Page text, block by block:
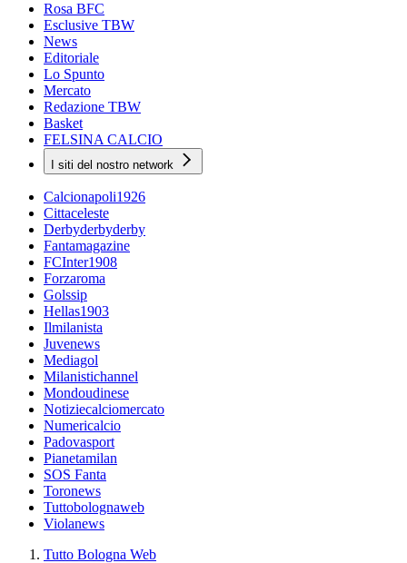
Rosa BFC
Esclusive TBW
News
Editoriale
Lo Spunto
Mercato
Redazione TBW
Basket
FELSINA CALCIO
I siti del nostro network
Calcionapoli1926
Cittaceleste
Derbyderbyderby
Fantamagazine
FCInter1908
Forzaroma
Golssip
Hellas1903
Ilmilanista
Juvenews
Mediagol
Milanistichannel
Mondoudinese
Notiziecalciomercato
Numericalcio
Padovasport
Pianetamilan
SOS Fanta
Toronews
Tuttobolognaweb
Violanews
Tutto Bologna Web